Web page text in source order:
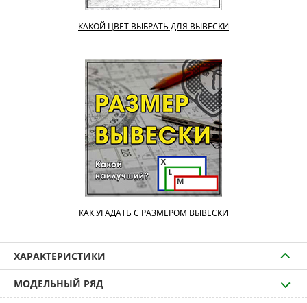
КАКОЙ ЦВЕТ ВЫБРАТЬ ДЛЯ ВЫВЕСКИ
КАК УГАДАТЬ С РАЗМЕРОМ ВЫВЕСКИ
ХАРАКТЕРИСТИКИ
МОДЕЛЬНЫЙ РЯД